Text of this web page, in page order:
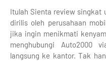
Itulah Sienta review singkat
dirilis oleh perusahaan
jika ingin menikmati
menghubungi Auto2000
langsung ke kantor. Tak